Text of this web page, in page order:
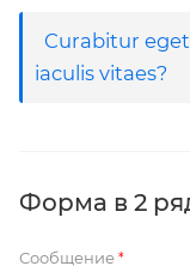
Curabitur
iaculis vitaes?
Форма в 2
Сообщение *